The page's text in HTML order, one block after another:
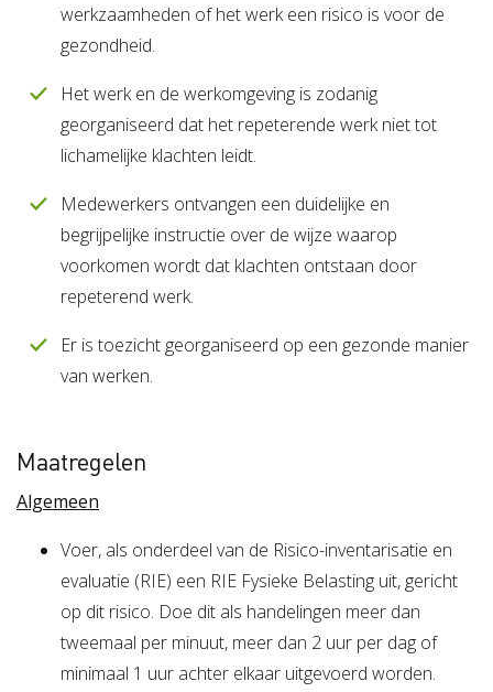
werkzaamheden of het werk een risico is voor de
gezondheid.
Het werk en de werkomgeving is zodanig
georganiseerd dat het repeterende werk niet tot
lichamelijke klachten leidt.
Medewerkers ontvangen een duidelijke en
begrijpelijke instructie over de wijze waarop
voorkomen wordt dat klachten ontstaan door
repeterend werk.
Er is toezicht georganiseerd op een gezonde manier
van werken.
Maatregelen
Algemeen
Voer, als onderdeel van de Risico-inventarisatie en
evaluatie (RIE) een RIE Fysieke Belasting uit, gericht
op dit risico. Doe dit als handelingen meer dan
tweemaal per minuut, meer dan 2 uur per dag of
minimaal 1 uur achter elkaar uitgevoerd worden.